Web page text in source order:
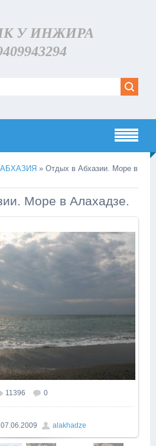
У ИНЖИРА
АБХАЗИЯ » Отдых в Абхазии. Море в
Море в Алахадзе.
размере 800x532
11396 0
07.06.2009 alakhadze